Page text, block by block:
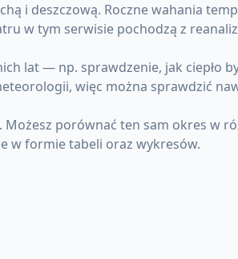
i deszczową. Roczne wahania
w tym serwisie pochodzą z
lat — np. sprawdzenie, jak ciepło
więc można sprawdzić
Możesz porównać ten sam okres w
w formie tabeli oraz wykresów.